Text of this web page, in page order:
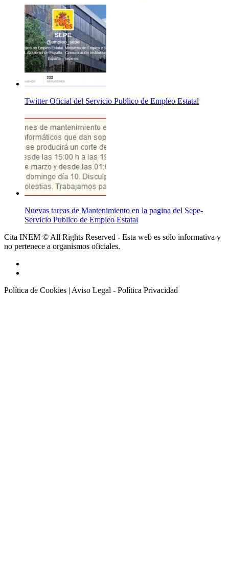
Twitter Oficial del Servicio Publico de Empleo Estatal
Nuevas tareas de Mantenimiento en la pagina del Sepe-
Servicio Publico de Empleo Estatal
Cita INEM © All Rights Reserved - Esta web es solo informativa y
no pertenece a organismos oficiales.
Política de Cookies | Aviso Legal - Política Privacidad